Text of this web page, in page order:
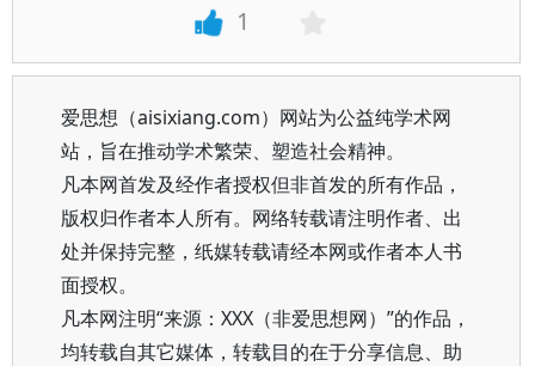
1
爱思想（aisixiang.com）网站为公益纯学术网
站，旨在推动学术繁荣、塑造社会精神。
凡本网首发及经作者授权但非首发的所有作品，
版权归作者本人所有。网络转载请注明作者、出
处并保持完整，纸媒转载请经本网或作者本人书
面授权。
凡本网注明“来源：XXX（非爱思想网）”的作品，
均转载自其它媒体，转载目的在于分享信息、助